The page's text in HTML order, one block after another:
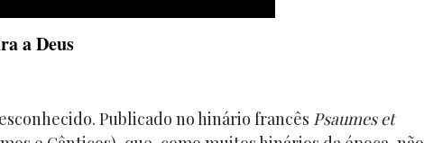
a Deus
Publicado no hinário francês Psaumes et